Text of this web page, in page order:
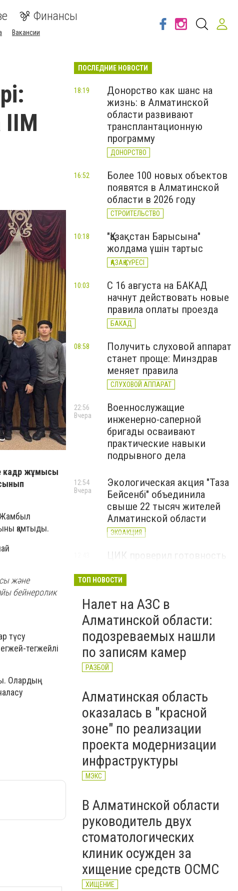
Финансы
Вакансии
кадр жұмысы
Жамбыл
қамтыды.
және
бейнеролик
түсу
тегжейлі
Олардың
ПОСЛЕДНИЕ НОВОСТИ
Донорство как шанс на
жизнь: в Алматинской
области развивают
трансплантационную
программу
ДОНОРСТВО
18:19
Более 100 новых объектов
появятся в Алматинской
области в 2026 году
СТРОИТЕЛЬСТВО
16:52
"Қазақстан Барысына"
жолдама үшін тартыс
ҚАЗАҚ КҮРЕСІ
10:18
С 16 августа на БАКАД
начнут действовать новые
правила оплаты проезда
БАКАД
10:03
Получить слуховой аппарат
станет проще: Минздрав
меняет правила
СЛУХОВОЙ АППАРАТ
08:58
Военнослужащие
инженерно-саперной
бригады осваивают
практические навыки
подрывного дела
22:56
Вчера
Экологическая акция "Таза
Бейсенбі" объединила
свыше 22 тысяч жителей
Алматинской области
ЭКОАКЦИЯ
12:54
Вчера
ЦИК проверил готовность
выборам депутатов
ВЫБОРЫ
ТОП НОВОСТИ
Налет на АЗС в
Алматинской области:
подозреваемых нашли
по записям камер
РАЗБОЙ
Алматинская область
оказалась в "красной
зоне" по реализации
проекта модернизации
инфраструктуры
МЭКС
В Алматинской области
руководитель двух
стоматологических
клиник осужден за
хищение средств ОСМС
ХИЩЕНИЕ